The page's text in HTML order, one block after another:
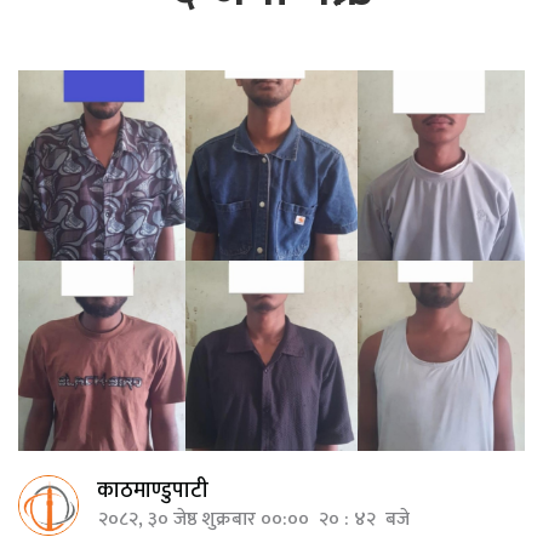
काठमाण्डुपाटी
२०८२, ३० जेष्ठ शुक्रबार ००:०० २० : ४२ बजे